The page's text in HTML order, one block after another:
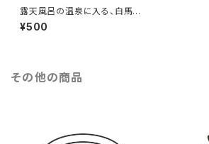
露天風呂の温泉に入る、白馬の
キャラクターのイラスト｜午年
¥500
その他の商品